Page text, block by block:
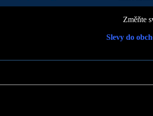
Změňte
Slevy do